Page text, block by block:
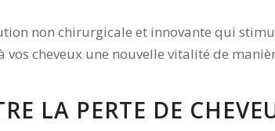
non chirurgicale et innovante qui
cheveux une nouvelle vitalité de
LA PERTE DE